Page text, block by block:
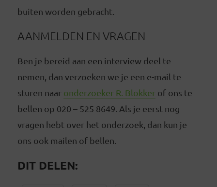
buiten worden gebracht.
AANMELDEN EN VRAGEN
Ben je bereid aan een interview deel te
nemen, dan verzoeken we je een e-mail te
sturen naar onderzoeker R. Blokkerof ons te
bellen op 020 – 525 8649. Als je eerst nog
vragen hebt over het onderzoek, dan kun je
ons ook mailen of bellen.
DIT DELEN: